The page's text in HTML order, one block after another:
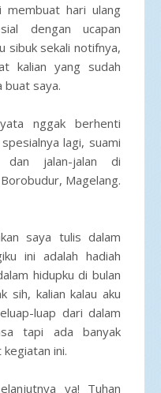
membuat hari ulang
dengan ucapan
sibuk sekali notifnya,
kalian yang sudah
buat saya.
nggak berhenti
lagi, suami
dan jalan-jalan di
Magelang.
saya tulis dalam
ini adalah hadiah
hidupku di bulan
sih, kalian kalau aku
luap dari dalam
tapi ada banyak
ini.
ya! Tuhan